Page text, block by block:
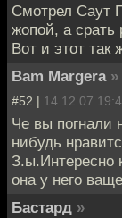
Смотрел Саут
жопой, а срать
Вот и этот так
Bam Margera »
#52 | 14.12.07
Че вы погнали
нибудь
З.ы.Интересно
она у него
Бастард »